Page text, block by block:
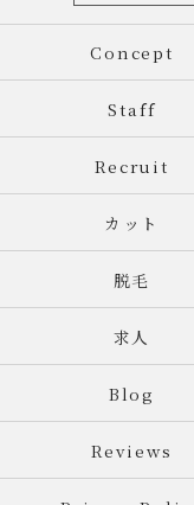
Concept
Staff
Recruit
カット
脱毛
求人
Blog
Reviews